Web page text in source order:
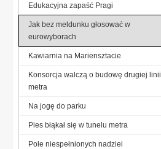
Edukacyjna zapaść Pragi
Jak bez meldunku głosować w
eurowyborach
Kawiarnia na Mariensztacie
Konsorcja walczą o budowę drugiej linii
metra
Na jogę do parku
Pies błąkał się w tunelu metra
Pole niespełnionych nadziei